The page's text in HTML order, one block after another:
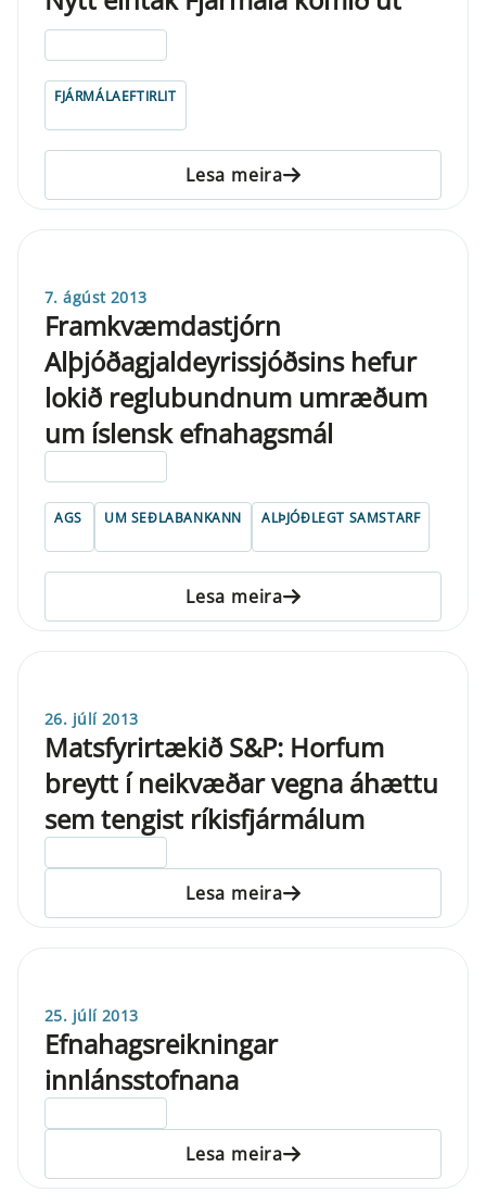
FJÁRMÁLAEFTIRLIT
Lesa meira
7. ágúst 2013
Framkvæmdastjórn
Alþjóðagjaldeyrissjóðsins hefur
lokið reglubundnum umræðum
um íslensk efnahagsmál
AGS UM SEÐLABANKANN ALÞJÓÐLEGT SAMSTARF
Lesa meira
26. júlí 2013
Matsfyrirtækið S&P: Horfum
breytt í neikvæðar vegna áhættu
sem tengist ríkisfjármálum
Lesa meira
25. júlí 2013
Efnahagsreikningar
innlánsstofnana
Lesa meira